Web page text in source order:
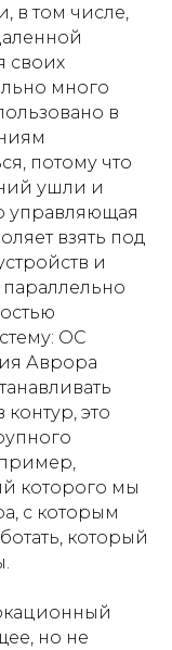
в том числе,
своих
много
в
потому что
ушли и
управляющая
взять под
и
ОС
Аврора
это
которого мы
с которым
который
но не